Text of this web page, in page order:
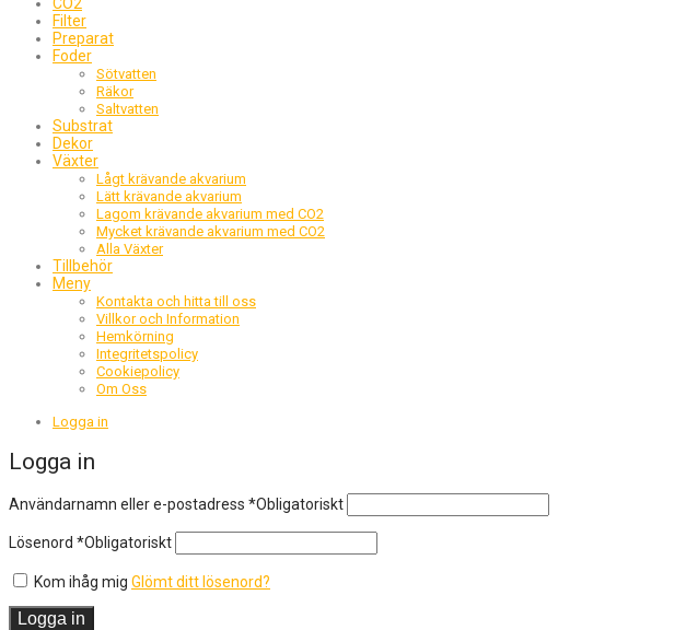
Filter
Preparat
Foder
Sötvatten
Räkor
Saltvatten
Substrat
Dekor
Växter
Lågt krävande akvarium
Lätt krävande akvarium
Lagom krävande akvarium med CO2
Mycket krävande akvarium med CO2
Alla Växter
Tillbehör
Meny
Kontakta och hitta till oss
Villkor och Information
Hemkörning
Integritetspolicy
Cookiepolicy
Om Oss
Logga in
Logga in
Användarnamn eller e-postadress *Obligatoriskt
Lösenord *Obligatoriskt
Kom ihåg mig Glömt ditt lösenord?
Logga in